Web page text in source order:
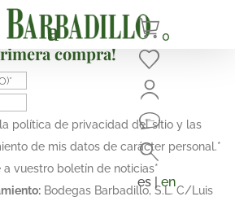
un 10% de descuento en tu
compra!
política de privacidad del sitio y las
de mis datos de carácter personal.*
a vuestro boletín de noticias*
Bodegas Barbadillo, S.L. C/Luis
0
es |en